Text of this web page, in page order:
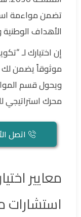
تضمن مواءمة
الأهداف الوطنية
إن اختيارك لـ
موثوقاً يضمن لك
ويحول قسم
محرك استراتيجي
اتصل
معايير